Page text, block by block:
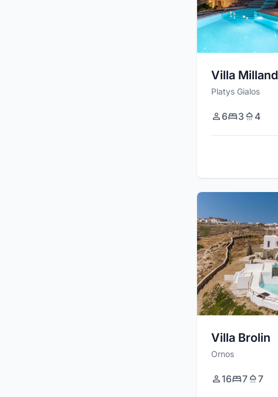
Villa Milland
Platys Gialos
6 3 4
Villa Brolin
Ornos
16 7 7